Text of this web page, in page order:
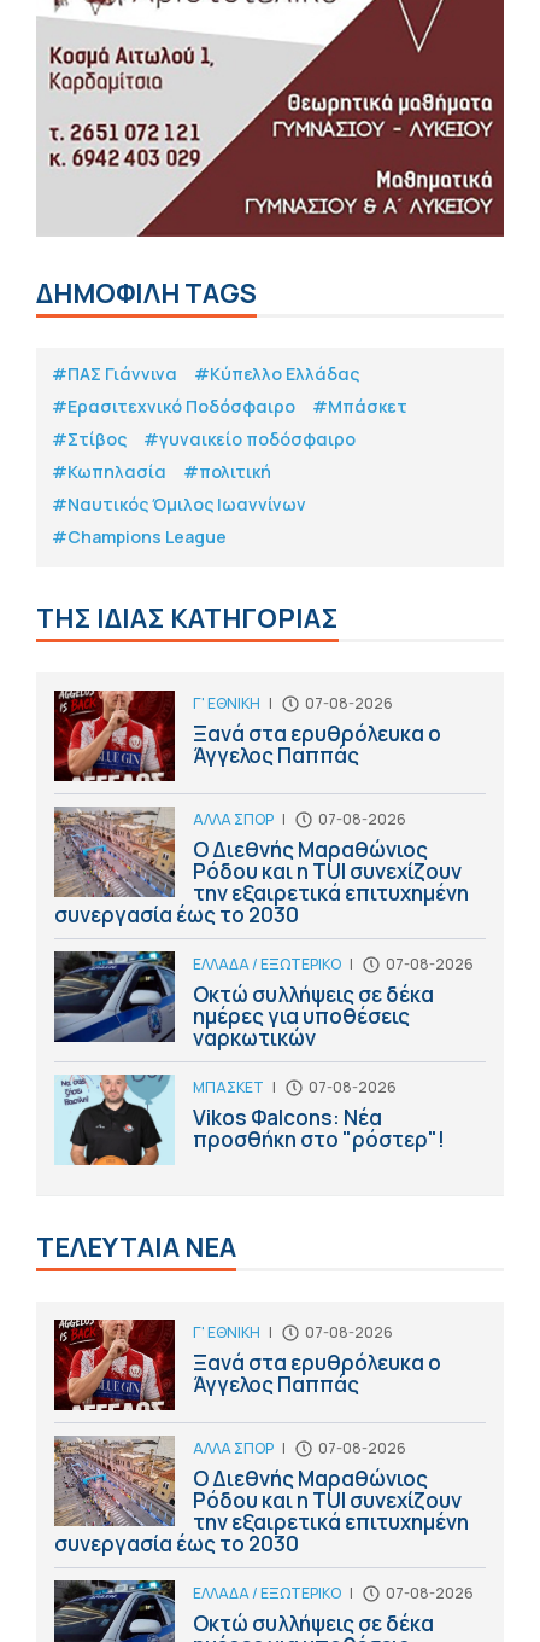
ΔΗΜΟΦΙΛΗ TAGS
#ΠΑΣ Γιάννινα
#Κύπελλο Ελλάδας
#Eρασιτεχνικό Ποδόσφαιρο
#Μπάσκετ
#Στίβος
#γυναικείο ποδόσφαιρο
#Κωπηλασία
#πολιτική
#Ναυτικός Όμιλος Ιωαννίνων
#Champions League
ΤΗΣ ΙΔΙΑΣ ΚΑΤΗΓΟΡΙΑΣ
Γ' ΕΘΝΙΚΗ | 07-08-2026
Ξανά στα ερυθρόλευκα ο
Άγγελος Παππάς
ΑΛΛΑ ΣΠΟΡ | 07-08-2026
Ο Διεθνής Μαραθώνιος
Ρόδου και η TUI συνεχίζουν
την εξαιρετικά επιτυχημένη
συνεργασία έως το 2030
ΕΛΛΑΔΑ / ΕΞΩΤΕΡΙΚΟ | 07-08-2026
Οκτώ συλλήψεις σε δέκα
ημέρες για υποθέσεις
ναρκωτικών
ΜΠΑΣΚΕΤ | 07-08-2026
Vikos Φalcons: Νέα
προσθήκη στο "ρόστερ"!
ΤΕΛΕΥΤΑΙΑ ΝΕΑ
Γ' ΕΘΝΙΚΗ | 07-08-2026
Ξανά στα ερυθρόλευκα ο
Άγγελος Παππάς
ΑΛΛΑ ΣΠΟΡ | 07-08-2026
Ο Διεθνής Μαραθώνιος
Ρόδου και η TUI συνεχίζουν
την εξαιρετικά επιτυχημένη
συνεργασία έως το 2030
ΕΛΛΑΔΑ / ΕΞΩΤΕΡΙΚΟ | 07-08-2026
Οκτώ συλλήψεις σε δέκα